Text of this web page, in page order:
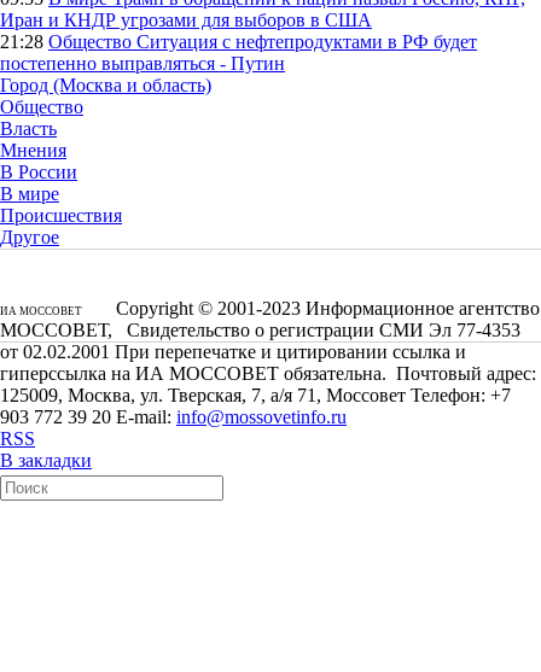
Иран и КНДР угрозами для выборов в США
21:28 Общество Ситуация с нефтепродуктами в РФ будет
постепенно выправляться - Путин
Город (Москва и область)
Общество
Власть
Мнения
В России
В мире
Происшествия
Другое
ИА МОССОВЕТ
Copyright © 2001-2023 Информационное агентство
МОССОВЕТ, Свидетельство о регистрации СМИ Эл 77-4353
от 02.02.2001 При перепечатке и цитировании ссылка и
гиперссылка на ИА МОССОВЕТ обязательна. Почтовый адрес:
125009, Москва, ул. Тверская, 7, а/я 71, Моссовет Телефон: +7
903 772 39 20 E-mail: info@mossovetinfo.ru
RSS
В закладки